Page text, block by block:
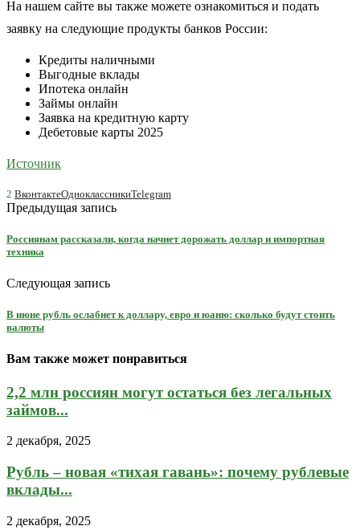
На нашем сайте вы также можете ознакомиться и подать
заявку на следующие продукты банков России:
Кредиты наличными
Выгодные вклады
Ипотека онлайн
Займы онлайн
Заявка на кредитную карту
Дебетовые карты 2025
Источник
2 ВконтактеОдноклассникиTelegram
Предыдущая запись
Россиянам рассказали, когда начнет дорожать доллар и импортная
техника
Следующая запись
В июне рубль ослабнет к доллару, евро и юаню: сколько будут стоить
валюты
Вам также может понравиться
2,2 млн россиян могут остаться без легальных
займов...
2 декабря, 2025
Рубль – новая «тихая гавань»: почему рублевые
вклады...
2 декабря, 2025